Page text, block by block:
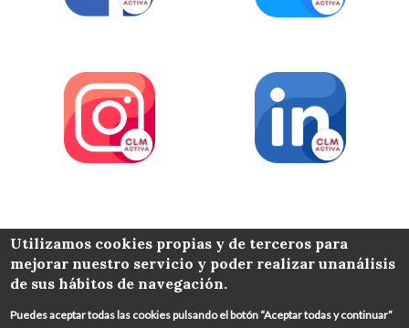
COLABORA
Utilizamos cookies propias y de terceros para
mejorar nuestro servicio y poder realizar unanálisis
de sus hábitos de navegación.
Puedes aceptar todas las cookies pulsando el botón “Aceptar todas y continuar”